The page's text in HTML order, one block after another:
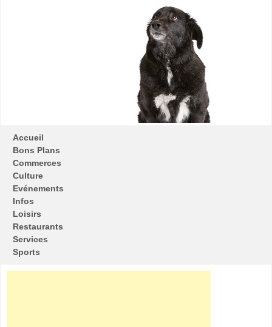
Accueil
Bons Plans
Commerces
Culture
Evénements
Infos
Loisirs
Restaurants
Services
Sports